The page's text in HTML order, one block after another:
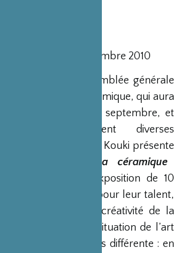
- Du 6 au 18 septembre 2010
du comité de l’Assemblée générale
de la céramique, qui aura
à Paris, du 13 au 16 septembre, et
s’organisent diverses
culturelle Kouki présente
mouvement de la céramique
, exposition de 10
et 9 français retenus pour leur talent,
la vitalité et de la créativité de la
et française. La situation de l’art
deux pays est très différente : en